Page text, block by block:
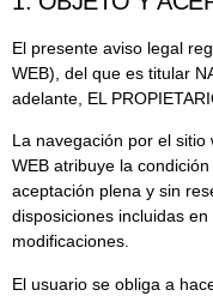
El presente aviso legal
WEB), del que es titular
adelante, EL
La navegación por el sitio
WEB atribuye la
aceptación plena y sin
disposiciones incluidas
modificaciones.
El usuario se obliga a